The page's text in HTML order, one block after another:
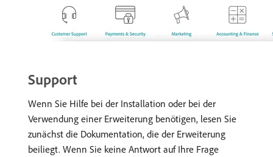
Support
Wenn Sie Hilfe bei der Installation oder bei der
Verwendung einer Erweiterung benötigen, lesen Sie
zunächst die Dokumentation, die der Erweiterung
beiliegt. Wenn Sie keine Antwort auf Ihre Frage